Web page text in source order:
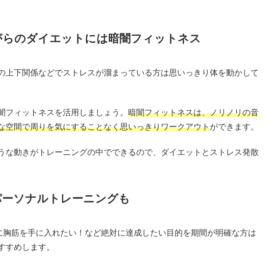
のダイエットには暗闇フィットネス
上下関係などでストレスが溜まっている方は思いっきり体を動かして
ィットネスを活用しましょう。 暗闇フィットネスは、ノリノリの音
空間で周りを気にすることなく思いっきりワークアウトができます。
な動きがトレーニングの中でできるので、ダイエットとストレス発散
ソナルトレーニングも
筋を手に入れたい！など絶対に達成したい目的を期間が明確な方は
めします。